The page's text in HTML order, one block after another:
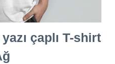
çaplı T-shirt